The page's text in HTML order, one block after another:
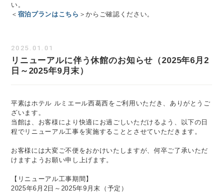
い。
＜ 宿泊プランはこちら ＞からご確認ください。
2025.01.01
リニューアルに伴う休館のお知らせ（2025年6月2
日～2025年9月末）
平素はホテル ルミエール西葛西をご利用いただき、ありがとうご
ざいます。
当館は、お客様により快適にお過ごしいただけるよう、以下の日
程でリニューアル工事を実施することとさせていただきます。
お客様には大変ご不便をおかけいたしますが、何卒ご了承いただ
けますようお願い申し上げます。
【リニューアル工事期間】
2025年6月2日～2025年9月末（予定）